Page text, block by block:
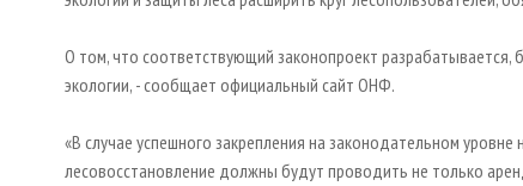
О том, что соответствующий законопроект
экологии, - сообщает официальный сайт ОНФ.
«В случае успешного закрепления на законодательном
лесовосстановление должны будут проводить не только